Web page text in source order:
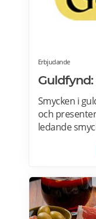
Erbjudande
Smycken i
och
ledande
Guldfynd
online. Läs